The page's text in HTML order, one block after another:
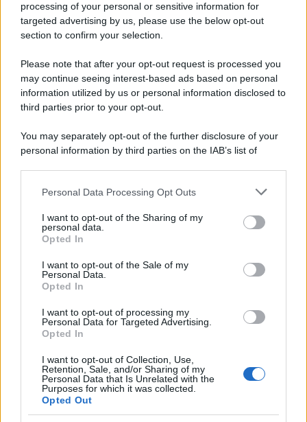
processing of your personal or sensitive information for
targeted advertising by us, please use the below opt-out
section to confirm your selection.
Please note that after your opt-out request is processed you
may continue seeing interest-based ads based on personal
information utilized by us or personal information disclosed to
third parties prior to your opt-out.
You may separately opt-out of the further disclosure of your
personal information by third parties on the IAB’s list of
This information may also be disclosed by us to third parties
disclose it to other third parties.
Please note that this website/app uses one or more Google
services and may gather and store information including but
not limited to your visit or usage behaviour. You may click to
grant or deny consent to Google and its third-party tags to
consent section.
Personal Data Processing Opt Outs
I want to opt-out of the Sharing of my
personal data.
Opted In
I want to opt-out of the Sale of my
Personal Data.
Opted In
I want to opt-out of processing my
Personal Data for Targeted Advertising.
Opted In
I want to opt-out of Collection, Use,
Retention, Sale, and/or Sharing of my
Personal Data that Is Unrelated with the
Purposes for which it was collected.
Opted Out